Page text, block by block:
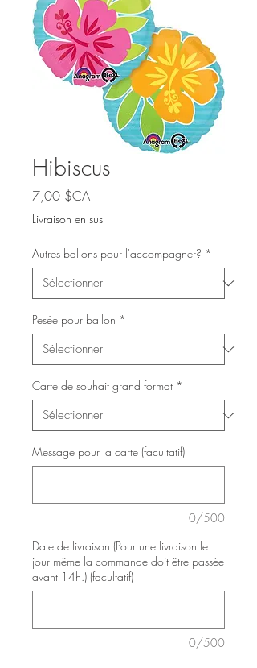
Hibiscus
7,00 $CAPrix
Livraison en sus
Autres ballons pour l'accompagner? *
Pesée pour ballon *
Carte de souhait grand format *
Message pour la carte (facultatif)
0/500
Date de livraison (Pour une livraison le
jour même la commande doit être passée
avant 14h.) (facultatif)
0/500